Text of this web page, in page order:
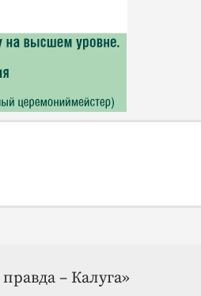
– Калуга»